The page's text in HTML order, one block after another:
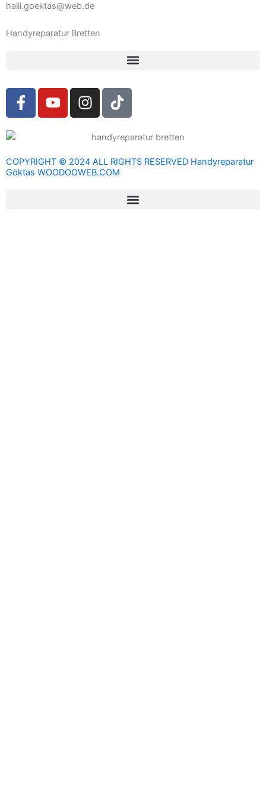
halil.goektas@web.de
Handyreparatur Bretten
F
a
b
o
Y
o
u
b
I
n
a
g
T
i
t
o
k
COPYRIGHT © 2024 ALL RIGHTS RESERVED Handyreparatur
Göktas WOODOOWEB.COM